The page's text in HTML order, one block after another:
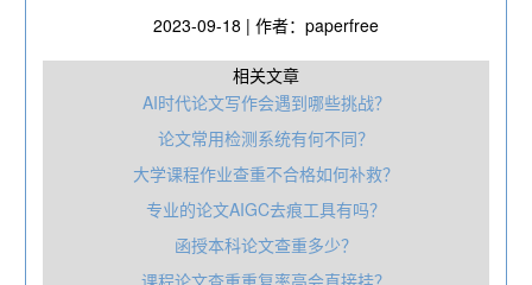
2023-09-18 | 作者：paperfree
相关文章
AI时代论文写作会遇到哪些挑战？
论文常用检测系统有何不同？
大学课程作业查重不合格如何补救？
专业的论文AIGC去痕工具有吗？
函授本科论文查重多少？